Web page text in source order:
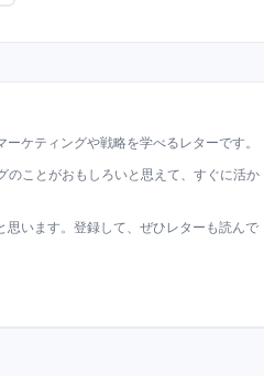
ケティングや戦略を学べるレターです。
のことがおもしろいと思えて、すぐに活か
います。登録して、ぜひレターも読んで